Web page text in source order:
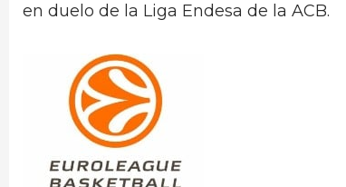
en duelo de la Liga Endesa de la ACB.